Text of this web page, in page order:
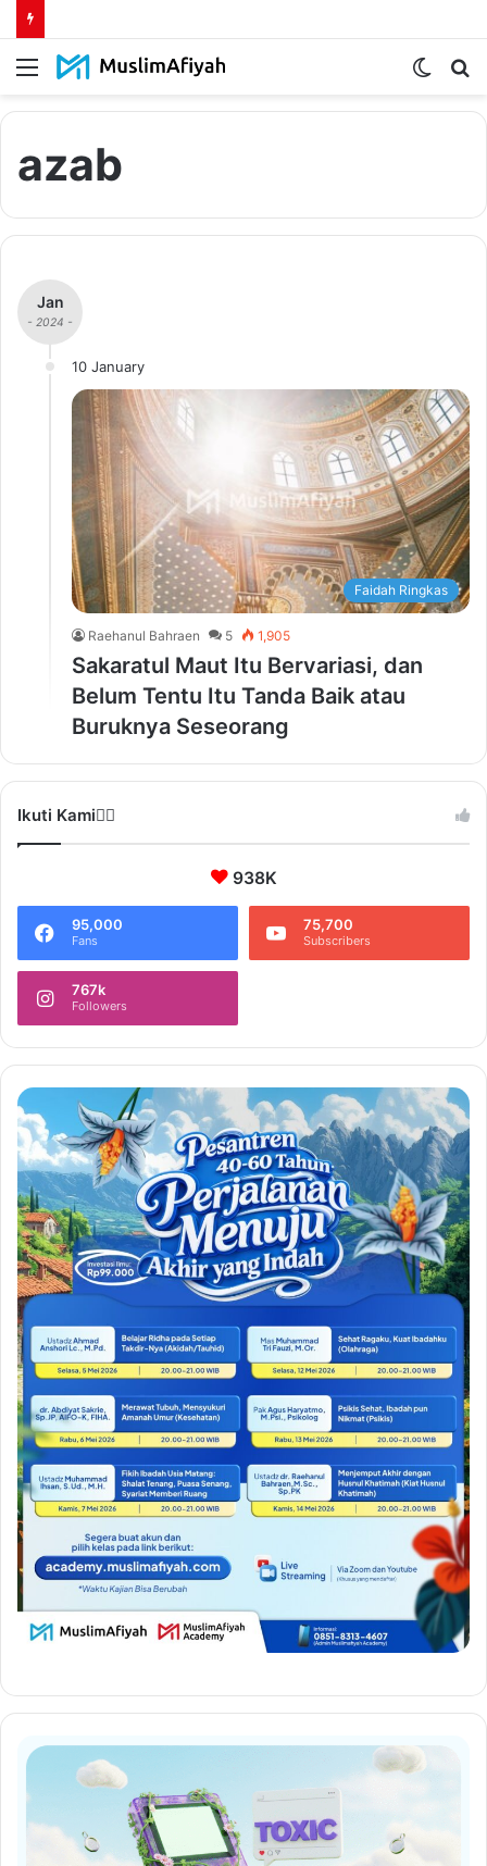
Menu
Switch
azab
Jan
- 2024 -
10 January
Faidah Ringkas
Raehanul Bahraen 5 1,905
Sakaratul Maut Itu Bervariasi, dan
Belum Tentu Itu Tanda Baik atau
Buruknya Seseorang
Ikuti Kami❤️‍🔥
938K
95,000
Fans
75,700
Subscribers
767k
Followers